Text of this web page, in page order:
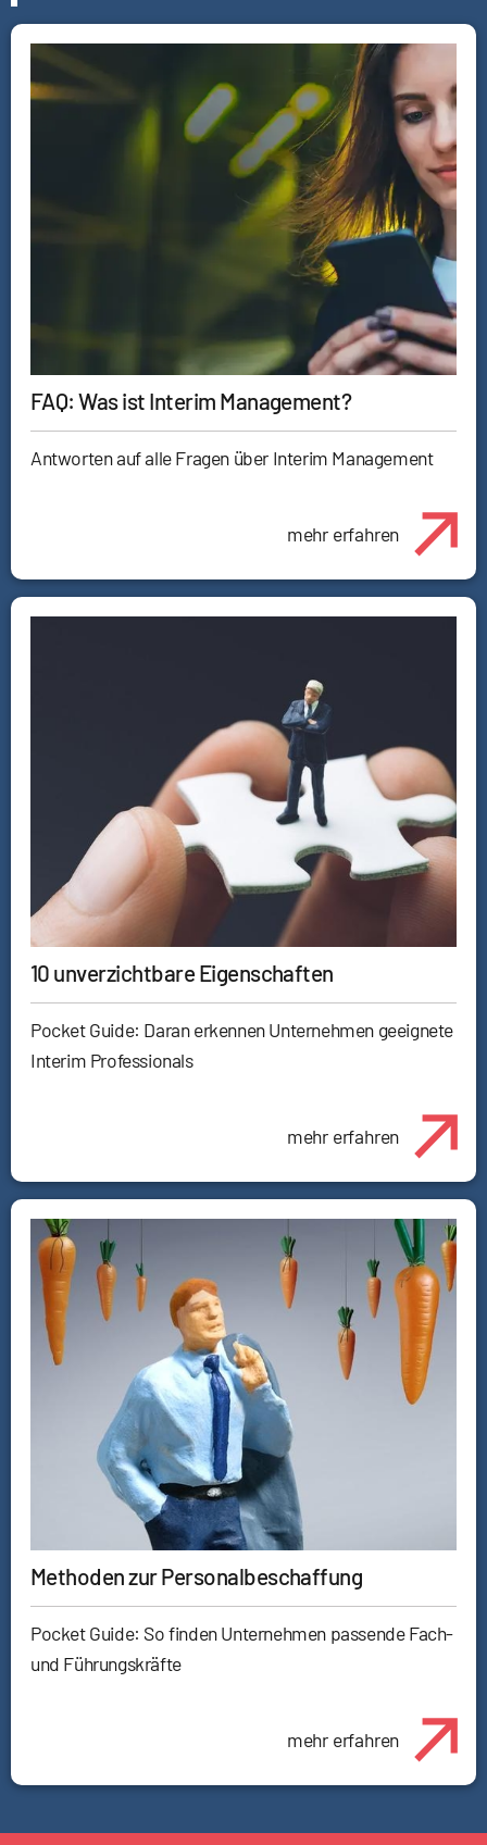
FAQ: Was ist Interim Management?
Antworten auf alle Fragen über Interim Management
mehr erfahren
10 unverzichtbare Eigenschaften
Pocket Guide: Daran erkennen Unternehmen geeignete
Interim Professionals
mehr erfahren
Methoden zur Personalbeschaffung
Pocket Guide: So finden Unternehmen passende Fach-
und Führungskräfte
mehr erfahren